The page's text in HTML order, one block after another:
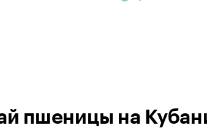
пшеницы на